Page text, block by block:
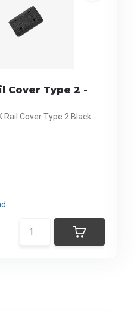
Cover Type 2 -
Rail Cover Type 2 Black